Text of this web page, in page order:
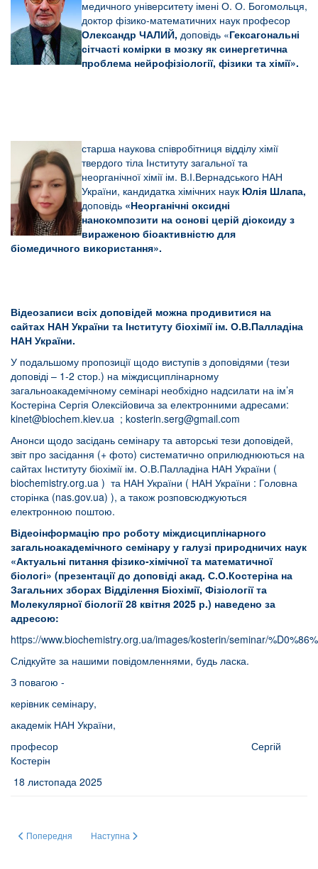
медичного університету імені О. О. Богомольця,
доктор фізико-математичних наук професор
Олександр ЧАЛИЙ, доповідь «Гексагональні
сітчасті комірки в мозку як синергетична
проблема нейрофізіології, фізики та хімії».
старша наукова співробітниця відділу хімії
твердого тіла Інституту загальної та
неорганічної хімії ім. В.І.Вернадського НАН
України, кандидатка хімічних наук Юлія Шлапа,
доповідь «Неорганічні оксидні
нанокомпозити на основі церій діоксиду з
вираженою біоактивністю для
біомедичного використання».
Відеозаписи всіх доповідей можна продивитися на
сайтах НАН України та Інституту біохімії ім. О.В.Палладіна
НАН України.
У подальшому пропозиції щодо виступів з доповідями (тези
доповіді – 1-2 стор.) на міждисциплінарному
загальноакадемічному семінарі необхідно надсилати на ім’я
Костеріна Сергія Олексійовича за електронними адресами:
kinet@biochem.kiev.ua ; kosterin.serg@gmail.com
Анонси щодо засідань семінару та авторські тези доповідей,
звіт про засідання (+ фото) систематично оприлюднюються на
сайтах Інституту біохімії ім. О.В.Палладіна НАН України (
biochemistry.org.ua ) та НАН України ( НАН України : Головна
сторінка (nas.gov.ua) ), а також розповсюджуються
електронною поштою.
Відеоінформацію про роботу міждисциплінарного
загальноакадемічного семінару у галузі природничих наук
«Актуальні питання фізико-хімічної та математичної
біологі» (презентації до доповіді акад. С.О.Костеріна на
Загальних зборах Відділення Біохімії, Фізіології та
Молекулярної біології 28 квітня 2025 р.) наведено за
адресою:
https://www.biochemistry.org.ua/images/kosterin/seminar/
Слідкуйте за нашими повідомленнями, будь ласка.
З повагою -
керівник семінару,
академік НАН України,
професор Сергій
Костерін
18 листопада 2025
Попередня стаття: КРИЗА АНТИБІОТИКОРЕЗИСТЕНТНОСТІ В
Попередня Наступна стаття: НЕОРГАНІЧНІ ОКСИДНІ
Наступна